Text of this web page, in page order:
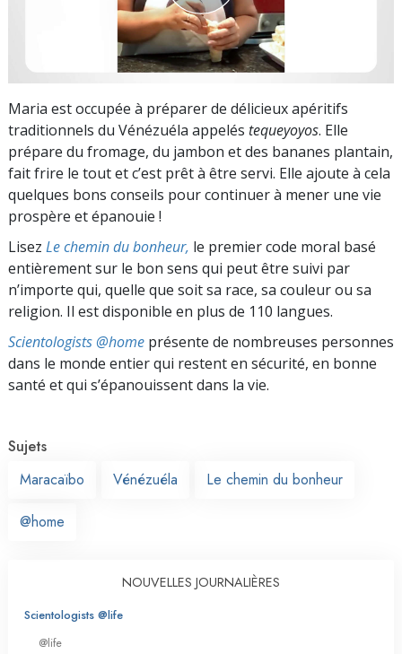
Maria est occupée à préparer de délicieux apéritifs
traditionnels du Vénézuéla appelés tequeyoyos. Elle
prépare du fromage, du jambon et des bananes plantain,
fait frire le tout et c’est prêt à être servi. Elle ajoute à cela
quelques bons conseils pour continuer à mener une vie
prospère et épanouie !
Lisez Le chemin du bonheur, le premier code moral basé
entièrement sur le bon sens qui peut être suivi par
n’importe qui, quelle que soit sa race, sa couleur ou sa
religion. Il est disponible en plus de 110 langues.
Scientologists @home présente de nombreuses personnes
dans le monde entier qui restent en sécurité, en bonne
santé et qui s’épanouissent dans la vie.
Sujets
Maracaïbo
Vénézuéla Le chemin du bonheur
@home
NOUVELLES JOURNALIÈRES
Scientologists @life
@life